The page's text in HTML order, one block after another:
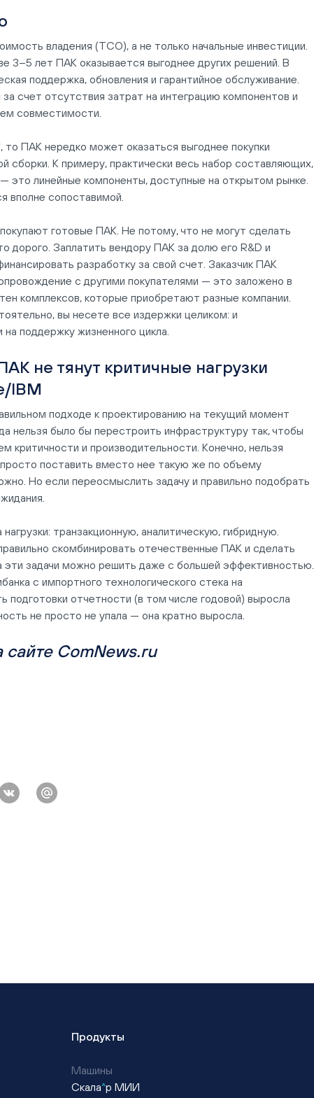
владения (TCO), а не только начальные инвестиции.
3–5 лет ПАК оказывается выгоднее других решений. В
поддержка, обновления и гарантийное обслуживание.
счет отсутствия затрат на интеграцию компонентов и
совместимости.
то ПАК нередко может оказаться выгоднее покупки
сборки. К примеру, практически весь набор составляющих,
это линейные компоненты, доступные на открытом рынке.
вполне сопоставимой.
готовые ПАК. Не потому, что не могут сделать
дорого. Заплатить вендору ПАК за долю его R&D и
разработку за свой счет. Заказчик ПАК
с другими покупателями — это заложено в
комплексов, которые приобретают разные компании.
вы несете все издержки целиком: и
поддержку жизненного цикла.
не тянут критичные нагрузки
IBM
подходе к проектированию на текущий момент
нельзя было бы перестроить инфраструктуру так, чтобы
критичности и производительности. Конечно, нельзя
поставить вместо нее такую же по объему
Но если переосмыслить задачу и правильно подобрать
транзакционную, аналитическую, гибридную.
скомбинировать отечественные ПАК и сделать
эти задачи можно решить даже с большей эффективностью.
с импортного технологического стека на
отчетности (в том числе годовой) выросла
не просто не упала — она кратно выросла.
сайте ComNews.ru
Продукты
Машины
Скала^р МИИ